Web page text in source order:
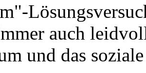
auch
und das